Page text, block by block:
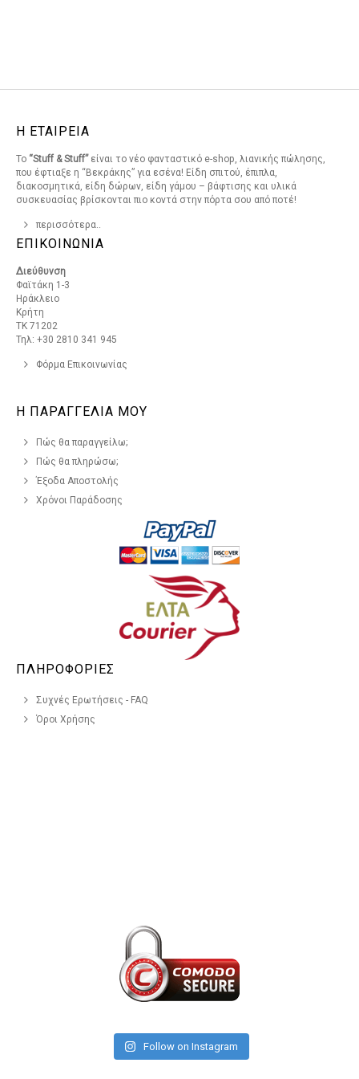
Η ΕΤΑΙΡΕΙΑ
Το “Stuff & Stuff”είναι το νέο φανταστικό e-shop, λιανικής πώλησης,
που έφτιαξε η “Βεκράκης” για εσένα! Είδη σπιτού, έπιπλα,
διακοσμητικά, είδη δώρων, είδη γάμου – βάφτισης και υλικά
συσκευασίας βρίσκονται πιο κοντά στην πόρτα σου από ποτέ!
περισσότερα..
ΕΠΙΚΟΙΝΩΝΙΑ
Διεύθυνση
Φαϊτάκη 1-3
Ηράκλειο
Κρήτη
ΤΚ 71202
Τηλ: +30 2810 341 945
Φόρμα Επικοινωνίας
Η ΠΑΡΑΓΓΕΛΙΑ ΜΟΥ
Πώς θα παραγγείλω;
Πώς θα πληρώσω;
Έξοδα Αποστολής
Χρόνοι Παράδοσης
ΠΛΗΡΟΦΟΡΙΕΣ
Συχνές Ερωτήσεις - FAQ
Όροι Χρήσης
Follow on Instagram